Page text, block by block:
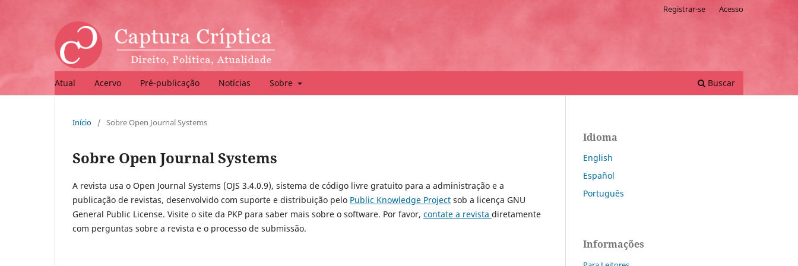
Atual Acervo Pré-publicação Notícias Sobre Buscar
Registrar-se Acesso
Início / Sobre Open Journal Systems
Sobre Open Journal Systems
A revista usa o Open Journal Systems (OJS 3.4.0.9), sistema de código livre gratuito para a administração e a
publicação de revistas, desenvolvido com suporte e distribuição pelo Public Knowledge Project sob a licença GNU
General Public License. Visite o site da PKP para saber mais sobre o software. Por favor, contate a revista diretamente
com perguntas sobre a revista e o processo de submissão.
Idioma
English
Español
Português
Informações